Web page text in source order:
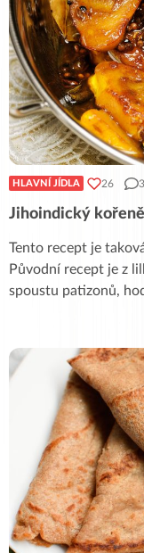
HLAVNÍ JÍDLA 26
Jihoindický
Tento recept je
Původní recept je z
spoustu patizonů,